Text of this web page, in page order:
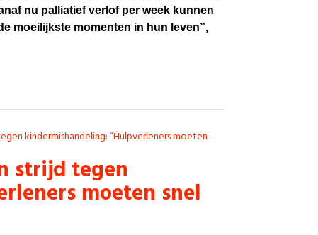
nu palliatief verlof per week kunnen
moeilijkste momenten in hun leven”,
kindermishandeling: “Hulpverleners moeten
strijd tegen
moeten snel